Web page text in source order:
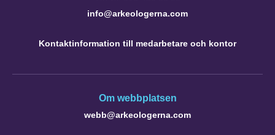
info@arkeologerna.com
Kontaktinformation till medarbetare och kontor
Om webbplatsen
webb@arkeologerna.com